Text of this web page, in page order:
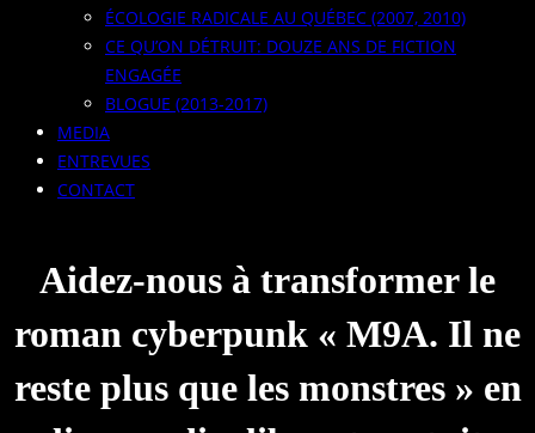
ÉCOLOGIE RADICALE AU QUÉBEC (2007, 2010)
CE QU’ON DÉTRUIT: DOUZE ANS DE FICTION
ENGAGÉE
BLOGUE (2013-2017)
MEDIA
ENTREVUES
CONTACT
Aidez-nous à transformer le
roman cyberpunk « M9A. Il ne
reste plus que les monstres » en